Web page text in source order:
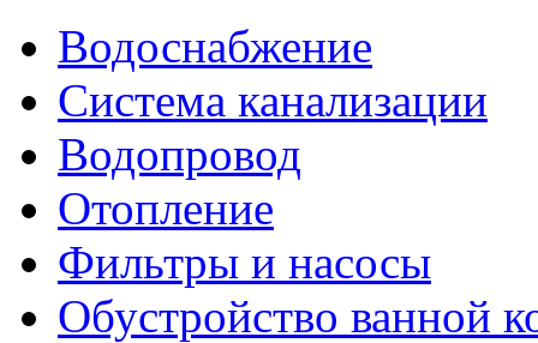
Водоснабжение
Система канализации
Водопровод
Отопление
Фильтры и насосы
Обустройство ванной